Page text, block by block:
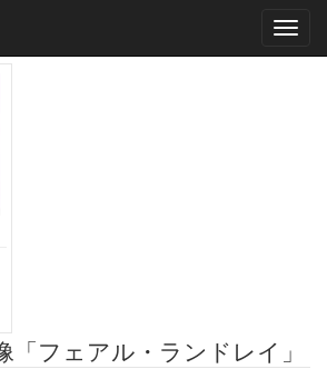
「フェアル・ランドレイ」